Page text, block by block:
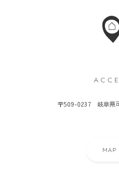
〒509-0237 岐阜県
MAP